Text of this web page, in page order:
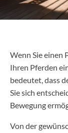
Wenn Sie einen
Ihren Pferden
bedeutet, dass
Sie sich
Bewegung
Von der